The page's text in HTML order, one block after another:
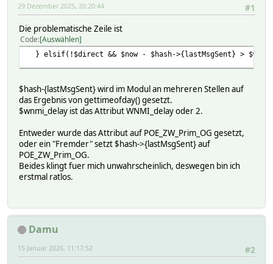
#1
29 Dezember 2025, 20:20:44
Die problematische Zeile ist
Code Auswählen
} elsif(!$direct && $now - $hash->{lastMsgSent} >
$hash-{lastMsgSent} wird im Modul an mehreren Stellen auf
das Ergebnis von gettimeofday() gesetzt.
$wnmi_delay ist das Attribut WNMI_delay oder 2.
Entweder wurde das Attribut auf POE_ZW_Prim_OG gesetzt,
oder ein "Fremder" setzt $hash->{lastMsgSent} auf
POE_ZW_Prim_OG.
Beides klingt fuer mich unwahrscheinlich, deswegen bin ich
erstmal ratlos.
Damu
#2
15 Januar 2026, 11:17:52